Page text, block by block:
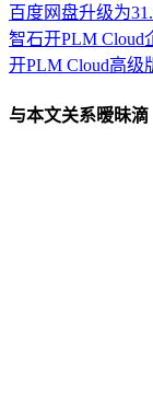
百度网盘升级为
智石开PLM Cloud
开PLM Cloud高级
与本文关系暧昧滴